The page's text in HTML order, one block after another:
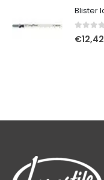
Su 5
€12,42